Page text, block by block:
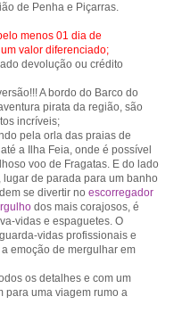
menos 01 dia de
valor diferenciado;
devolução ou crédito
A bordo do Barco do
pirata da região, são
incríveis;
pela orla das praias de
a Ilha Feia, onde é possível
voo de Fragatas. E do lado
de parada para um banho
se divertir no escorregador
dos mais corajosos, é
vidas e espaguetes. O
vidas profissionais e
emoção de mergulhar em
os detalhes e com um
para uma viagem rumo a